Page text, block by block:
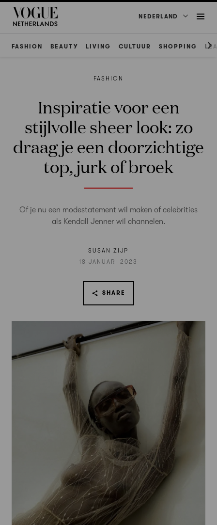
NEDERLAND
FASHION BEAUTY LIVING CULTUUR SHOPPING
FASHION
Inspiratie voor een
stijlvolle sheer look: zo
draag je een doorzichtige
top, jurk of broek
Of je nu een modestatement wil maken of celebrities
als Kendall Jenner wil channelen.
SUSAN ZIJP
18 JANUARI 2023
SHARE